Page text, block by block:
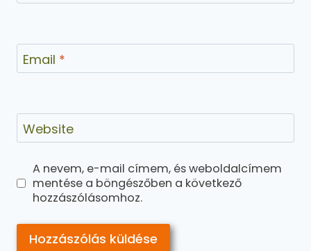
Email *
Website
A nevem, e-mail címem, és weboldalcímem
mentése a böngészőben a következő
hozzászólásomhoz.